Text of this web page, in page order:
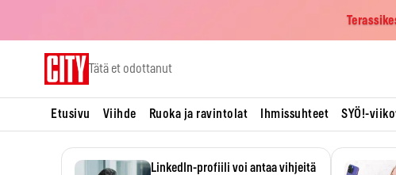
Tätä et odottanut
Etusivu Viihde Ruoka ja ravintolat Ihmissuhteet SYÖ!-
LinkedIn-profiili voi antaa vihjeitä